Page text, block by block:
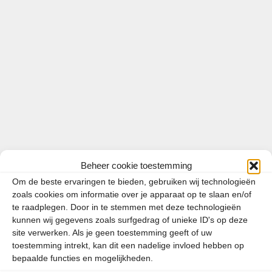
Beheer cookie toestemming
Om de beste ervaringen te bieden, gebruiken wij technologieën
zoals cookies om informatie over je apparaat op te slaan en/of
te raadplegen. Door in te stemmen met deze technologieën
kunnen wij gegevens zoals surfgedrag of unieke ID's op deze
site verwerken. Als je geen toestemming geeft of uw
toestemming intrekt, kan dit een nadelige invloed hebben op
bepaalde functies en mogelijkheden.
Europa
Tags
brandstofprijzen,Duitsland,Oostenrijk ,
parkeren,slovenie